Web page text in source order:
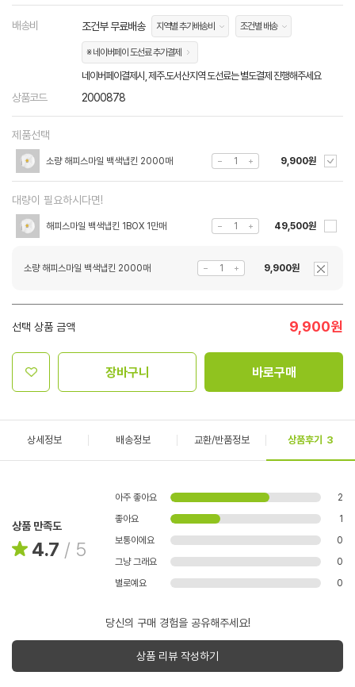
배송비 조건부 무료배송 지역별 추가배송비 조건별 배송
※ 네이버페이 도선료 추가결제
네이버페이결제시, 제주.도서산지역 도선료는 별도결제 진행해주세요
상품코드 2000878
제품선택
소량 해피스마일 백색냅킨 2000매 9,900원
대량이 필요하시다면!
해피스마일 백색냅킨 1BOX 1만매 49,500원
소량 해피스마일 백색냅킨 2000매 9,900원
선택 상품 금액 9,900원
장바구니 바로구매
상세정보 배송정보 교환/반품정보 상품후기 3
상품 만족도
4.7 / 5
아주 좋아요
2
좋아요
1
보통이에요
0
그냥 그래요
0
별로예요
0
당신의 구매 경험을 공유해주세요!
상품 리뷰 작성하기